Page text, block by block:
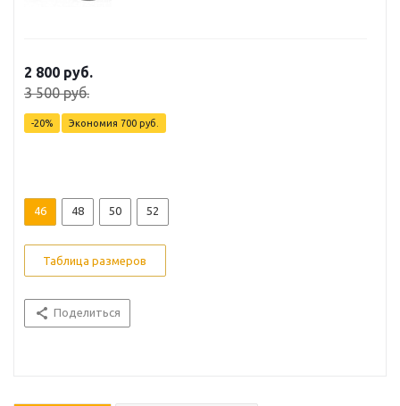
2 800 руб.
3 500 руб.
-20% Экономия 700 руб.
46 48 50 52
Таблица размеров
Поделиться